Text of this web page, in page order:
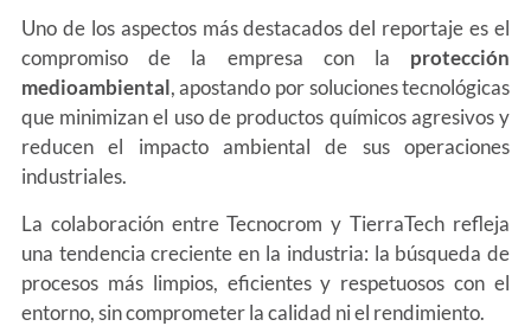
Uno de los aspectos más destacados del reportaje es el
compromiso de la empresa con la protección
medioambiental, apostando por soluciones tecnológicas
que minimizan el uso de productos químicos agresivos y
reducen el impacto ambiental de sus operaciones
industriales.
La colaboración entre Tecnocrom y TierraTech refleja
una tendencia creciente en la industria: la búsqueda de
procesos más limpios, eficientes y respetuosos con el
entorno, sin comprometer la calidad ni el rendimiento.